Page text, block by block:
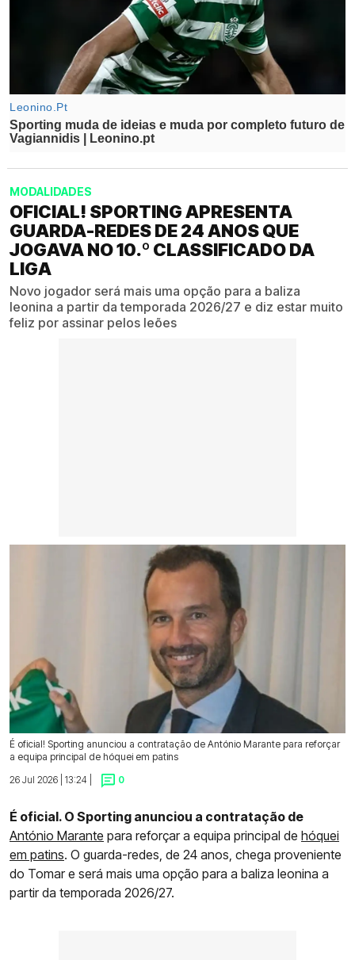
MODALIDADES
OFICIAL! SPORTING APRESENTA
GUARDA-REDES DE 24 ANOS QUE
JOGAVA NO 10.º CLASSIFICADO DA
LIGA
Novo jogador será mais uma opção para a baliza
leonina a partir da temporada 2026/27 e diz estar muito
feliz por assinar pelos leões
É oficial! Sporting anunciou a contratação de António Marante para reforçar
a equipa principal de hóquei em patins
26 Jul 2026 | 13:24 |
0
É oficial. O Sporting anunciou a contratação de
António Marante para reforçar a equipa principal de hóquei
em patins. O guarda-redes, de 24 anos, chega proveniente
do Tomar e será mais uma opção para a baliza leonina a
partir da temporada 2026/27.